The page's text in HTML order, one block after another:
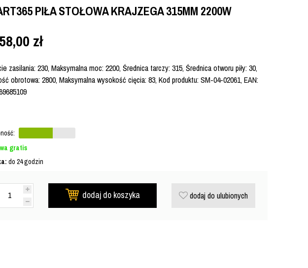
PIŁA STOŁOWA KRAJZEGA 315MM 2200W
zł
zasilania: 230, Maksymalna moc: 2200, Średnica tarczy: 315, Średnica otworu piły: 30,
obrotowa: 2800, Maksymalna wysokość cięcia: 83, Kod produktu: SM-04-02061, EAN:
gratis
do 24 godzin
dodaj do koszyka dodaj do ulubionych